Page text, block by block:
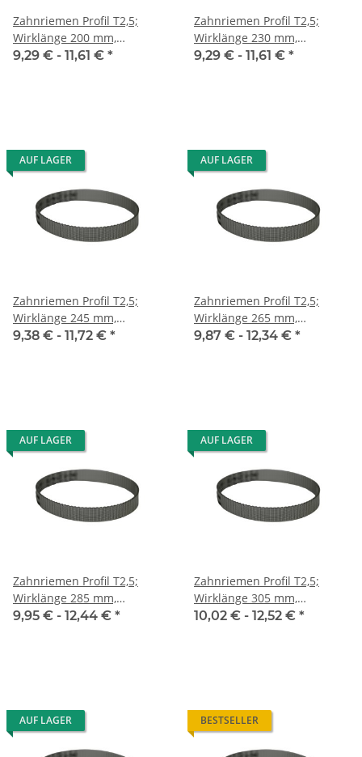
Zahnriemen Profil T2,5;
Wirklänge 200 mm,
Riemenbreite 10 mm
9,29 € - 11,61 € *
Zahnriemen Profil T2,5;
Wirklänge 230 mm,
Riemenbreite 10 mm
9,29 € - 11,61 € *
AUF LAGER
Zahnriemen Profil T2,5;
Wirklänge 245 mm,
Riemenbreite 10 mm
9,38 € - 11,72 € *
AUF LAGER
Zahnriemen Profil T2,5;
Wirklänge 265 mm,
Riemenbreite 10 mm
9,87 € - 12,34 € *
AUF LAGER
Zahnriemen Profil T2,5;
Wirklänge 285 mm,
Riemenbreite 10 mm
9,95 € - 12,44 € *
AUF LAGER
Zahnriemen Profil T2,5;
Wirklänge 305 mm,
Riemenbreite 10 mm
10,02 € - 12,52 € *
AUF LAGER BESTSELLER